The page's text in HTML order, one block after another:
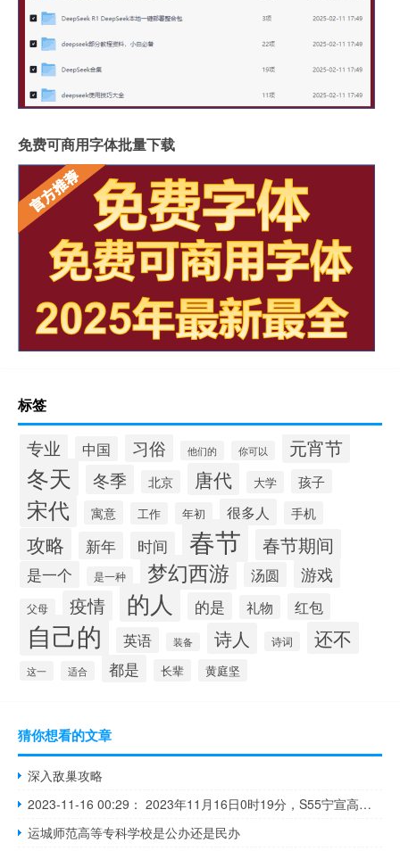
免费可商用字体批量下载
标签
专业 中国 习俗 他们的 你可以 元宵节
冬天 冬季 北京 唐代 大学 孩子
宋代 寓意 工作 年初 很多人 手机
攻略 新年 时间 春节 春节期间
是一个 是一种 梦幻西游 汤圆 游戏
父母 疫情 的人 的是 礼物 红包
自己的 英语 装备 诗人 诗词 还不
这一 适合 都是 长辈 黄庭坚
猜你想看的文章
深入敌巢攻略
2023-11-16 00:29： 2023年11月16日0时19分，S55宁宣高速机场段由于降雨，花神庙枢纽至禄口机场限速80公里/小时。 ​​​
运城师范高等专科学校是公办还是民办